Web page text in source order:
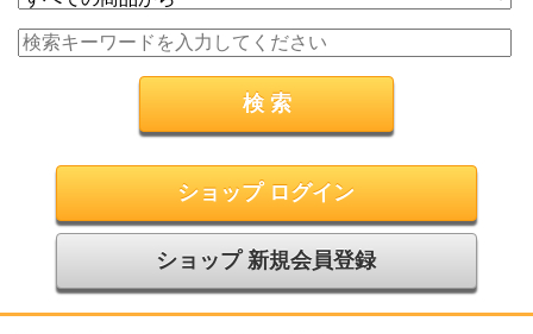
ショップ ログイン
ショップ 新規会員登録